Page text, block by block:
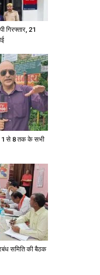
गिरफ्तार, 21
1 से 8 तक के सभी
समिति की बैठक